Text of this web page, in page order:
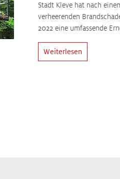
Stadt Kleve hat nach
verheerenden
2022 eine umfassende
Weiterlesen